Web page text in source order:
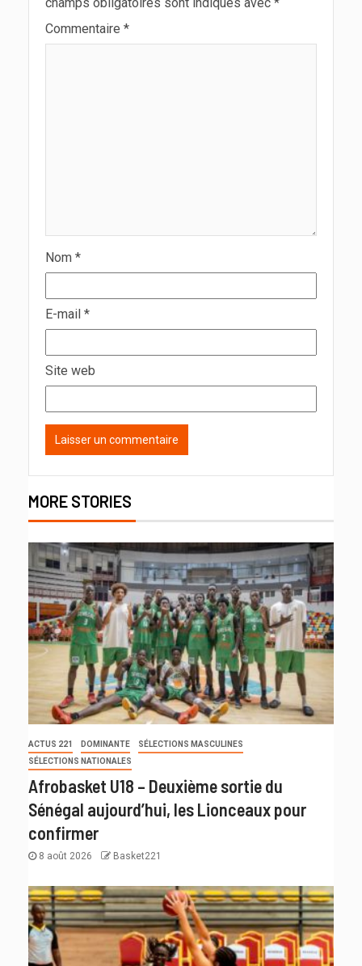
Commentaire *
Nom *
E-mail *
Site web
MORE STORIES
ACTUS 221 DOMINANTE
SÉLECTIONS MASCULINES
SÉLECTIONS NATIONALES
Afrobasket U18 – Deuxième sortie du
Sénégal aujourd’hui, les Lionceaux pour
confirmer
8 août 2026 Basket221